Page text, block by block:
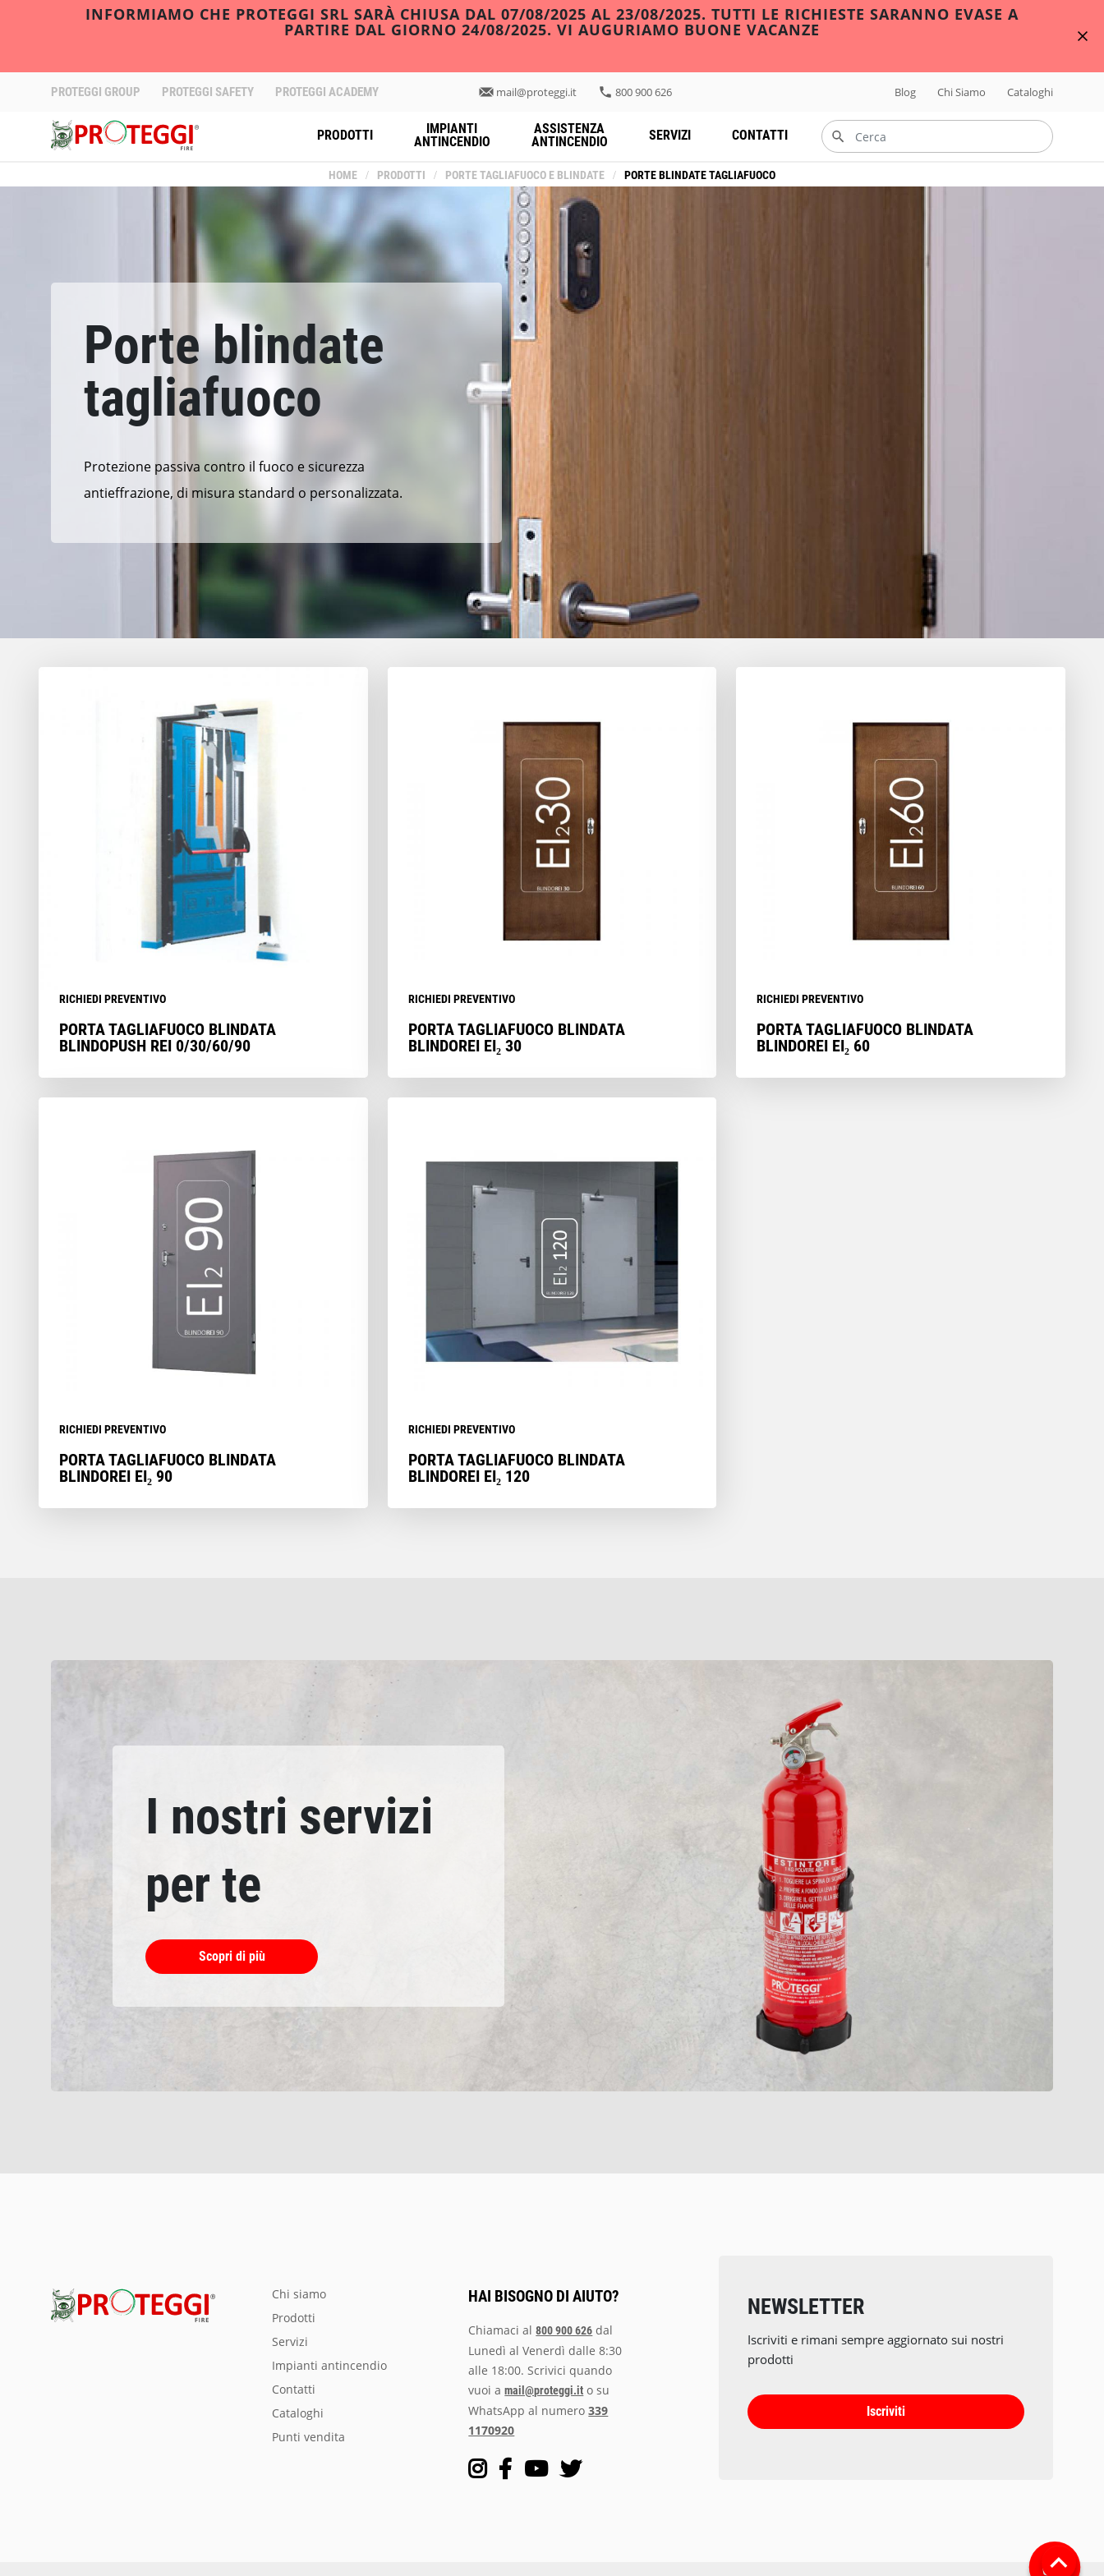
INFORMIAMO CHE PROTEGGI SRL SARÀ CHIUSA DAL 07/08/2025 AL 23/08/2025. TUTTI LE RICHIESTE SARANNO EVASE A
PARTIRE DAL GIORNO 24/08/2025. VI AUGURIAMO BUONE VACANZE
PROTEGGI GROUP PROTEGGI SAFETY PROTEGGI ACADEMY mail@proteggi.it 800 900 626 Blog Chi Siamo Cataloghi
PRODOTTI
IMPIANTI
ANTINCENDIO
ASSISTENZA
ANTINCENDIO
SERVIZI CONTATTI
HOME / PRODOTTI / PORTE TAGLIAFUOCO E BLINDATE / PORTE BLINDATE TAGLIAFUOCO
Porte blindate
tagliafuoco
Protezione passiva contro il fuoco e sicurezza
antieffrazione, di misura standard o personalizzata.
RICHIEDI PREVENTIVO
PORTA TAGLIAFUOCO BLINDATA
BLINDOPUSH REI 0/30/60/90
RICHIEDI PREVENTIVO
PORTA TAGLIAFUOCO BLINDATA
BLINDOREI EI₂ 30
RICHIEDI PREVENTIVO
PORTA TAGLIAFUOCO BLINDATA
BLINDOREI EI₂ 60
RICHIEDI PREVENTIVO
PORTA TAGLIAFUOCO BLINDATA
BLINDOREI EI₂ 90
RICHIEDI PREVENTIVO
PORTA TAGLIAFUOCO BLINDATA
BLINDOREI EI₂ 120
I nostri servizi
per te
Scopri di più
chi siamo
prodotti
servizi
impianti antincendio
Contatti
Cataloghi
Punti vendita
HAI BISOGNO DI AIUTO?
Chiamaci al800 900 626 dal
Lunedì al Venerdì dalle 8:30
alle 18:00. Scrivici quando
vuoi amail@proteggi.it o su
WhatsApp al numero339
1170920
NEWSLETTER
Iscriviti e rimani sempre aggiornato sui nostri
prodotti
Iscriviti